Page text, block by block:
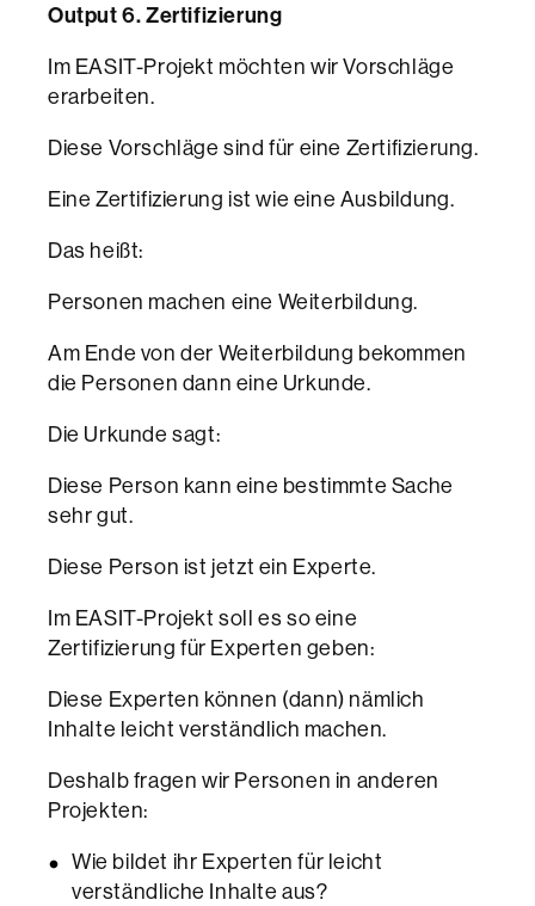
Output 6. Zertifizierung
Im EASIT-Projekt möchten wir Vorschläge
erarbeiten.
Diese Vorschläge sind für eine Zertifizierung.
Eine Zertifizierung ist wie eine Ausbildung.
Das heißt:
Personen machen eine Weiterbildung.
Am Ende von der Weiterbildung bekommen
die Personen dann eine Urkunde.
Die Urkunde sagt:
Diese Person kann eine bestimmte Sache
sehr gut.
Diese Person ist jetzt ein Experte.
Im EASIT-Projekt soll es so eine
Zertifizierung für Experten geben:
Diese Experten können (dann) nämlich
Inhalte leicht verständlich machen.
Deshalb fragen wir Personen in anderen
Projekten:
Wie bildet ihr Experten für leicht
verständliche Inhalte aus?